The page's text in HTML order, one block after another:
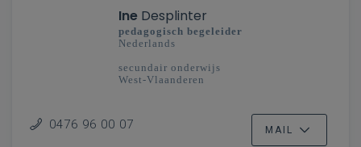
Ine Desplinter
pedagogisch begeleider
Nederlands
secundair onderwijs
West-Vlaanderen
0476 96 00 07 MAIL